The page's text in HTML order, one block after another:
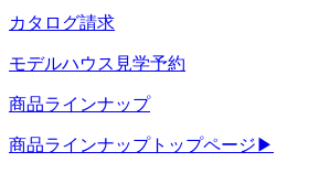
カタログ請求
モデルハウス見学予約
商品ラインナップ
商品ラインナップトップページ ▶